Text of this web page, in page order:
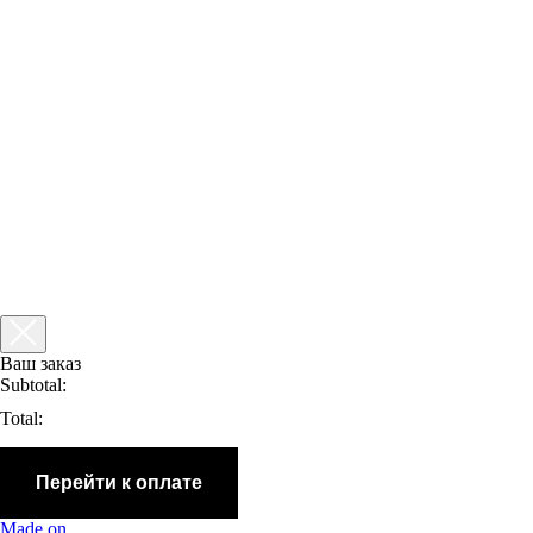
Ваш заказ
Subtotal:
Total:
Перейти к оплате
Made on